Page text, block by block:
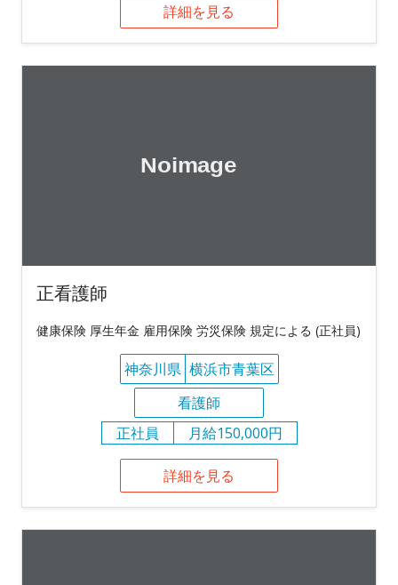
詳細を見る
正看護師
健康保険 厚生年金 雇用保険 労災保険 規定による (正社員)
神奈川県 横浜市青葉区
看護師
正社員
月給150,000円
詳細を見る